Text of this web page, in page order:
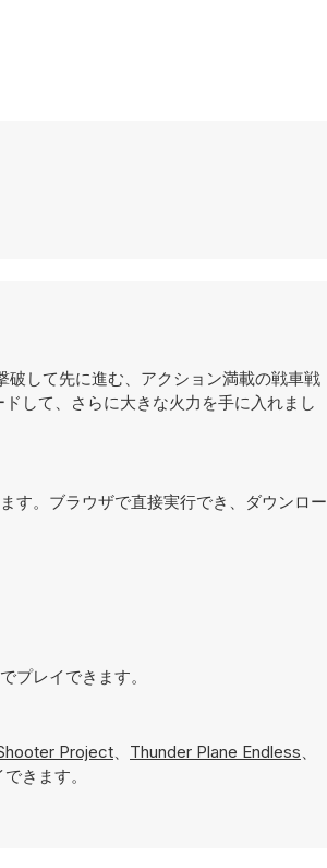
破して先に進む、アクション満載の戦車戦
して、さらに大きな火力を手に入れまし
す。ブラウザで直接実行でき、ダウンロー
プレイできます。
Project、 Thunder Plane Endless、
きます。